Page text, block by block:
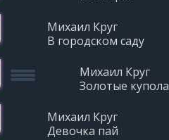
Михаил Круг
В городском саду
Михаил Круг
Золотые купола
Михаил Круг
Девочка пай